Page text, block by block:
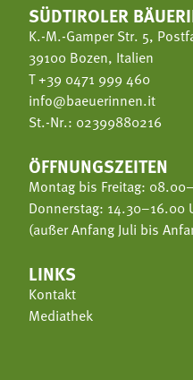
SÜDTIROLER
K.-M.-Gamper Str. 5,
39100 Bozen, Italien
T+39 0471 999 460
info@baeuerinnen.it
St.-Nr.: 02399880216
ÖFFNUNGSZEITEN
Montag bis Freitag:
Donnerstag: 14.30–16.00
(außer Anfang Juli bis
LINKS
Kontakt
Mediathek